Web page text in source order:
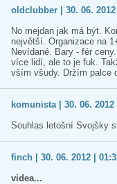
oldclubber | 30. 06. 2012
No mejdan jak má být.
největší. Organizace na
Nevídané. Bary - fér
více lidí, ale to je fuk.
vším všudy. Držím palce
komunista | 30. 06. 2012
Souhlas letošní Svojšky
finch | 30. 06. 2012 |
videa...